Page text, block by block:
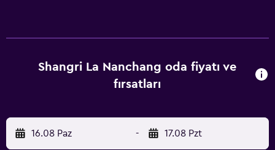
Shangri La Nanchang oda fiyatı ve
fırsatları
16.08 Paz - 17.08 Pzt